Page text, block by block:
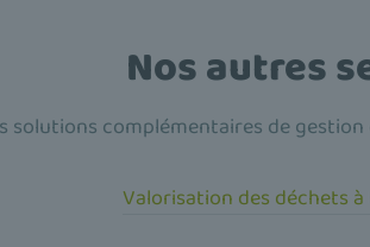
Nos autres
solutions complémentaires de
Valorisation des déchets à